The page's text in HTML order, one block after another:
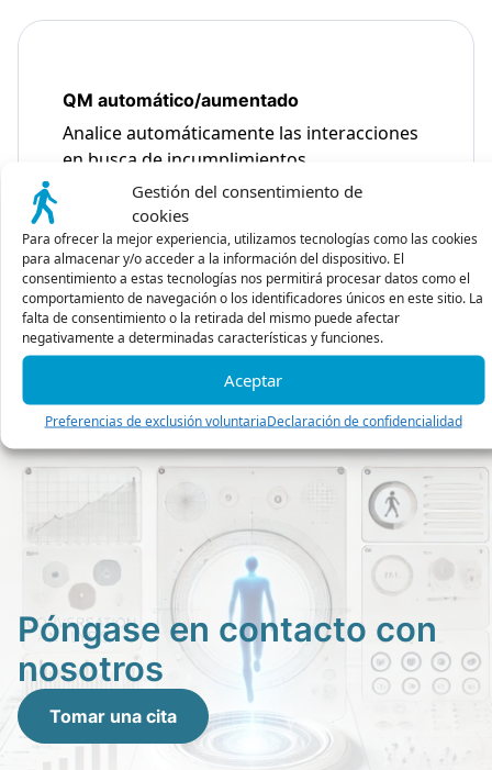
Gestión del consentimiento de
cookies
Para ofrecer la mejor experiencia, utilizamos tecnologías como las cookies
para almacenar y/o acceder a la información del dispositivo. El
consentimiento a estas tecnologías nos permitirá procesar datos como el
comportamiento de navegación o los identificadores únicos en este sitio. La
falta de consentimiento o la retirada del mismo puede afectar
negativamente a determinadas características y funciones.
Aceptar
Preferencias de exclusión voluntariaDeclaración de confidencialidad
QM automático/aumentado
Analice automáticamente las interacciones
en busca de incumplimientos
Descubrir
Mostrar todo
Póngase en contacto con
nosotros
Tomar una cita